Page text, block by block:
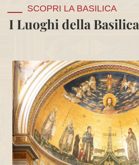
SCOPRI LA BASILICA
I Luoghi della Basilica